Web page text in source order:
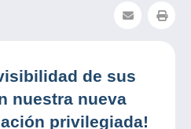
de sus
nuestra nueva
privilegiada!